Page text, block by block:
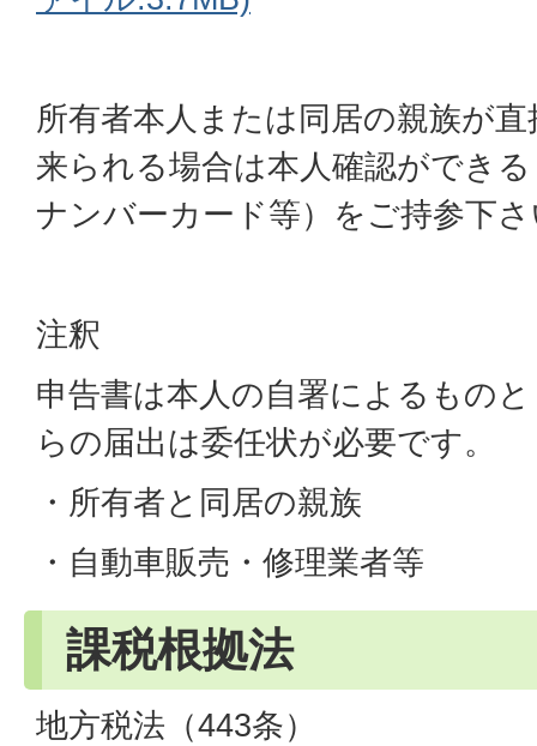
所有者本人または同居の親族が
来られる場合は本人確認ができ
ナンバーカード等）をご持参下
注釈
申告書は本人の自署によるもの
らの届出は委任状が必要です。
・所有者と同居の親族
・自動車販売・修理業者等
課税根拠法
地方税法（443条）